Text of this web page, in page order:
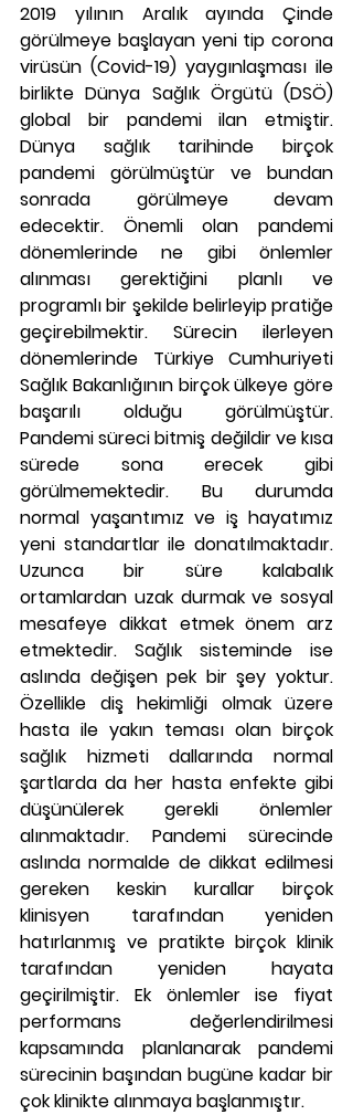
2019 yılının Aralık ayında Çinde
görülmeye başlayan yeni tip corona
virüsün (Covid-19) yaygınlaşması ile
birlikte Dünya Sağlık Örgütü (DSÖ)
global bir pandemi ilan etmiştir.
Dünya sağlık tarihinde birçok
pandemi görülmüştür ve bundan
sonrada görülmeye devam
edecektir. Önemli olan pandemi
dönemlerinde ne gibi önlemler
alınması gerektiğini planlı ve
programlı bir şekilde belirleyip pratiğe
geçirebilmektir. Sürecin ilerleyen
dönemlerinde Türkiye Cumhuriyeti
Sağlık Bakanlığının birçok ülkeye göre
başarılı olduğu görülmüştür.
Pandemi süreci bitmiş değildir ve kısa
sürede sona erecek gibi
görülmemektedir. Bu durumda
normal yaşantımız ve iş hayatımız
yeni standartlar ile donatılmaktadır.
Uzunca bir süre kalabalık
ortamlardan uzak durmak ve sosyal
mesafeye dikkat etmek önem arz
etmektedir. Sağlık sisteminde ise
aslında değişen pek bir şey yoktur.
Özellikle diş hekimliği olmak üzere
hasta ile yakın teması olan birçok
sağlık hizmeti dallarında normal
şartlarda da her hasta enfekte gibi
düşünülerek gerekli önlemler
alınmaktadır. Pandemi sürecinde
aslında normalde de dikkat edilmesi
gereken keskin kurallar birçok
klinisyen tarafından yeniden
hatırlanmış ve pratikte birçok klinik
tarafından yeniden hayata
geçirilmiştir. Ek önlemler ise fiyat
performans değerlendirilmesi
kapsamında planlanarak pandemi
sürecinin başından bugüne kadar bir
çok klinikte alınmaya başlanmıştır.